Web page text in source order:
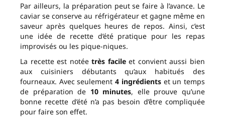
Par ailleurs, la préparation peut se faire à l’avance. Le
caviar se conserve au réfrigérateur et gagne même en
saveur après quelques heures de repos. Ainsi, c’est
une idée de recette d’été pratique pour les repas
improvisés ou les pique-niques.
La recette est notéetrès facileet convient aussi bien
aux cuisiniers débutants qu’aux habitués des
fourneaux. Avec seulement4 ingrédientset un temps
de préparation de 10 minutes, elle prouve qu’une
bonne recette d’été n’a pas besoin d’être compliquée
pour faire son effet.